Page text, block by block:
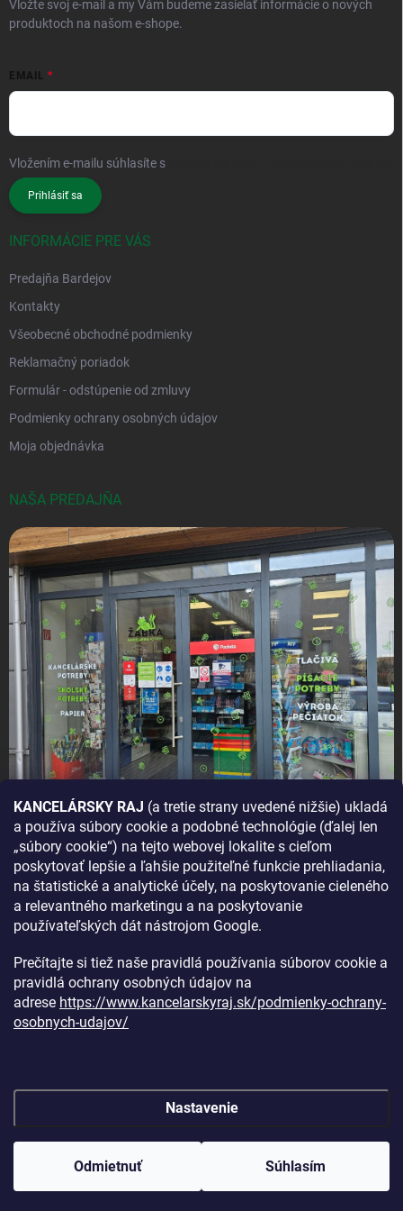
KANCELÁRSKY RAJ (a tretie strany uvedené nižšie) ukladá
a používa súbory cookie a podobné technológie (ďalej len
„súbory cookie“) na tejto webovej lokalite s cieľom
poskytovať lepšie a ľahšie použiteľné funkcie prehliadania,
na štatistické a analytické účely, na poskytovanie cieleného
a relevantného marketingu a na poskytovanie
používateľských dát nástrojom Google.
Prečítajte si tiež naše pravidlá používania súborov cookie a
pravidlá ochrany osobných údajov na
adrese https://www.kancelarskyraj.sk/podmienky-ochrany-
osobnych-udajov/
Nastavenie
Odmietnuť Súhlasím
Vložte svoj e-mail a my Vám budeme zasielať informácie o nových
produktoch na našom e-shope.
EMAIL
Vložením e-mailu súhlasíte s
Prihlásiť sa
INFORMÁCIE PRE VÁS
Predajňa Bardejov
Kontakty
Všeobecné obchodné podmienky
Reklamačný poriadok
Formulár - odstúpenie od zmluvy
Podmienky ochrany osobných údajov
Moja objednávka
NAŠA PREDAJŇA
AKO SA K NÁM DOSTANETE?
Vytvoril Shoptet
Copyright 2026Kancelársky raj. Všetky práva vyhradené.Upraviť